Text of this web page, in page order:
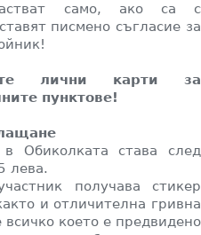
само, ако са с
писмено съгласие за
лични карти за
пунктове!
Обиколката става след
лева.
получава стикер
и отличителна гривна
всичко което е предвидено